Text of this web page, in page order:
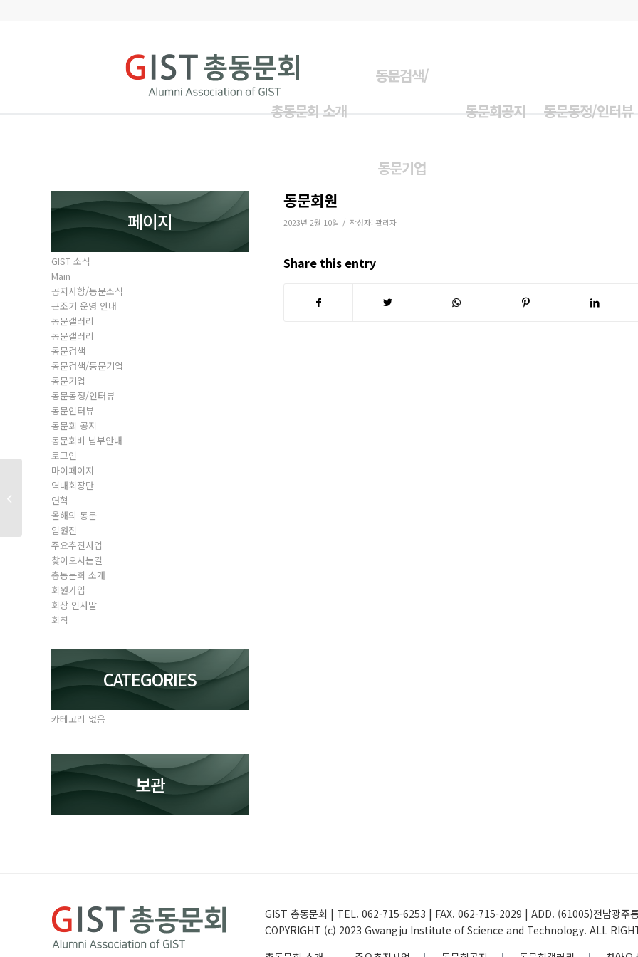
총동문회 소개
동문검색/
동문기업
동문회공지 동문동정/인터뷰
동문회원
2023년 2월 10일 / 작성자: 관리자
Share this entry
페이지
GIST 소식
Main
공지사항/동문소식
근조기 운영 안내
동문갤러리
동문갤러리
동문검색
동문검색/동문기업
동문기업
동문동정/인터뷰
동문인터뷰
동문회 공지
동문회비 납부안내
로그인
마이페이지
역대회장단
연혁
올해의 동문
임원진
주요추진사업
찾아오시는길
총동문회 소개
회원가입
회장 인사말
회칙
CATEGORIES
카테고리 없음
보관
GIST 총동문회 | TEL. 062-715-6253 | FAX. 062-715-2029 | ADD. (61005)전남광주
COPYRIGHT (c) 2023 Gwangju Institute of Science and Technology. ALL
동문회원